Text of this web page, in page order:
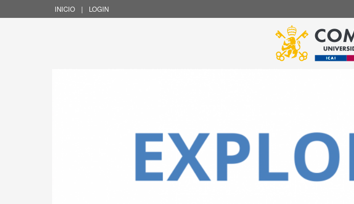
INICIO | LOGIN